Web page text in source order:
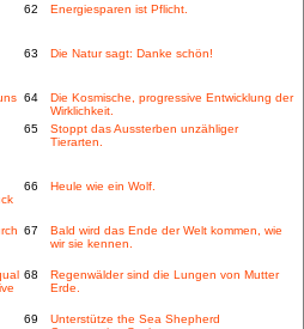
62 Energiesparen ist Pflicht.
63 Die Natur sagt: Danke schön!
64
Die Kosmische, progressive Entwicklung der
Wirklichkeit.
65
Stoppt das Aussterben unzähliger
Tierarten.
66 Heule wie ein Wolf.
67
Bald wird das Ende der Welt kommen, wie
wir sie kennen.
68
Regenwälder sind die Lungen von Mutter
Erde.
69
Unterstütze the Sea Shepherd